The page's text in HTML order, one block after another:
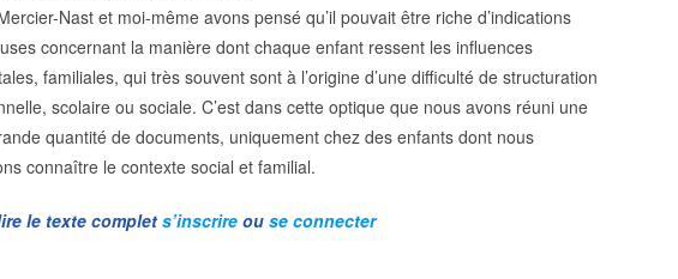
Nast et moi-même avons pensé qu’il pouvait être riche d’indications
concernant la manière dont chaque enfant ressent les influences
familiales, qui très souvent sont à l’origine d’une difficulté de structuration
scolaire ou sociale. C’est dans cette optique que nous avons réuni une
quantité de documents, uniquement chez des enfants dont nous
connaître le contexte social et familial.
le texte complet s’inscrire ou se connecter